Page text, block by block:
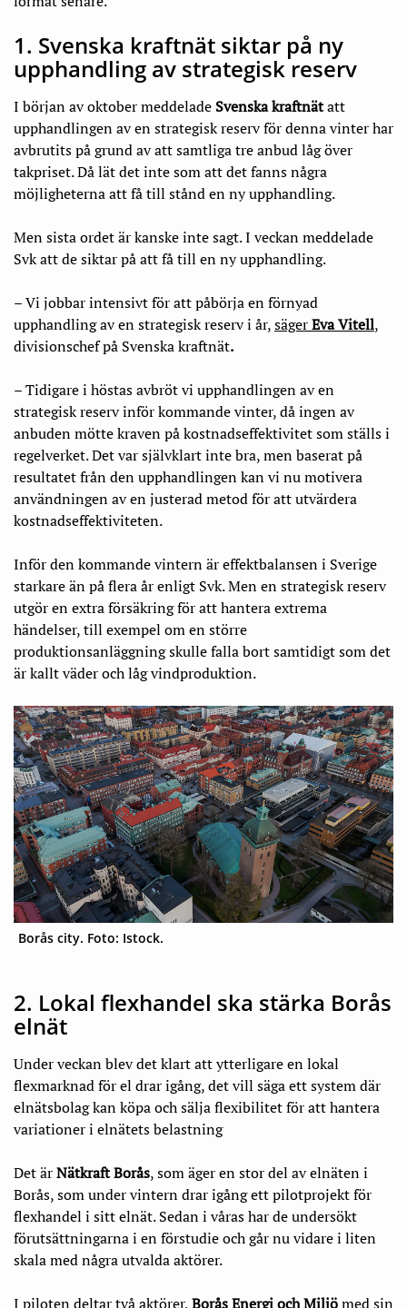
1. Svenska kraftnät siktar på ny
upphandling av strategisk reserv
I början av oktober meddelade Svenska kraftnätatt
upphandlingen av en strategisk reserv för denna vinter har
avbrutits på grund av att samtliga tre anbud låg över
takpriset. Då lät det inte som att det fanns några
möjligheterna att få till stånd en ny upphandling.
Men sista ordet är kanske inte sagt. I veckan meddelade
Svk att de siktar på att få till en ny upphandling.
– Vi jobbar intensivt för att påbörja en förnyad
upphandling av en strategisk reserv i år,sägerEva Vitell,
divisionschef på Svenska kraftnät.
– Tidigare i höstas avbröt vi upphandlingen av en
strategisk reserv inför kommande vinter, då ingen av
anbuden mötte kraven på kostnadseffektivitet som ställs i
regelverket. Det var självklart inte bra, men baserat på
resultatet från den upphandlingen kan vi nu motivera
användningen av en justerad metod för att utvärdera
kostnadseffektiviteten.
Inför den kommande vintern är effektbalansen i Sverige
starkare än på flera år enligt Svk. Men en strategisk reserv
utgör en extra försäkring för att hantera extrema
händelser, till exempel om en större
produktionsanläggning skulle falla bort samtidigt som det
är kallt väder och låg vindproduktion.
Borås city. Foto: Istock.
2. Lokal flexhandel ska stärka Borås
elnät
Under veckan blev det klart att ytterligare en lokal
flexmarknad för el drar igång, det vill säga ett system där
elnätsbolag kan köpa och sälja flexibilitet för att hantera
variationer i elnätets belastning
Det ärNätkraft Borås, som äger en stor del av elnäten i
Borås, som under vintern drar igång ett pilotprojekt för
flexhandel i sitt elnät. Sedan i våras har de undersökt
förutsättningarna i en förstudie och går nu vidare i liten
skala med några utvalda aktörer.
I piloten deltar två aktörer, Borås Energi och Miljömed sin